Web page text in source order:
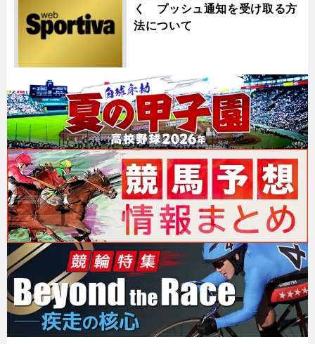
く プッシュ通知を受け取る方
法について